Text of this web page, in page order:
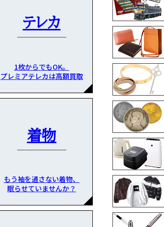
テレカ
1枚からでもOK。
プレミアテレカは高額買取
着物
もう袖を通さない着物、
眠らせていませんか？